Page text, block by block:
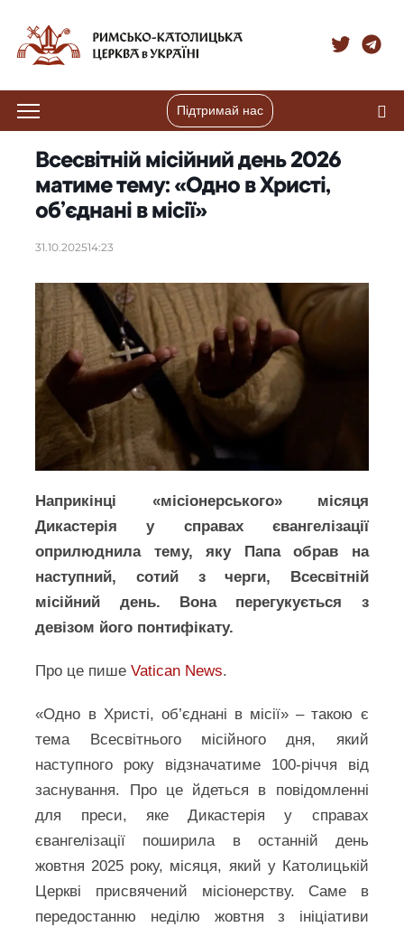
Підтримай нас
Всесвітній місійний день 2026
матиме тему: «Одно в Христі,
об’єднані в місії»
31.10.202514:23
Наприкінці «місіонерського» місяця
Дикастерія у справах євангелізації
оприлюднила тему, яку Папа обрав на
наступний, сотий з черги, Всесвітній
місійний день. Вона перегукується з
девізом його понтифікату.
Про це пишеVatican News.
«Одно в Христі, об’єднані в місії» – такою є
тема Всесвітнього місійного дня, який
наступного року відзначатиме 100-річчя від
заснування. Про це йдеться в повідомленні
для преси, яке Дикастерія у справах
євангелізації поширила в останній день
жовтня 2025 року, місяця, який у Католицькій
Церкві присвячений місіонерству. Саме в
передостанню неділю жовтня з ініціативи